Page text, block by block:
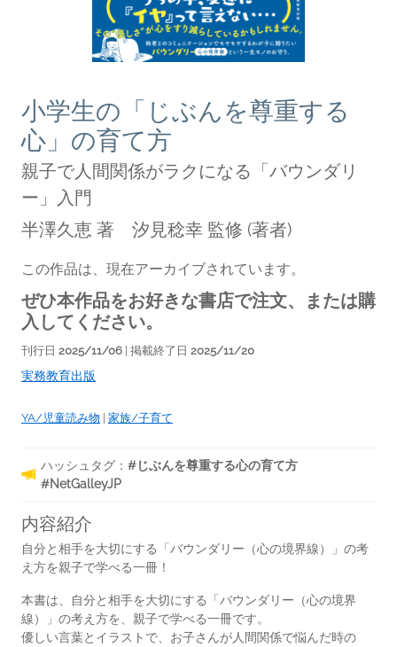
小学生の「じぶんを尊重する
心」の育て方
親子で人間関係がラクになる「バウンダリ
ー」入門
半澤久恵 著 汐見稔幸 監修 (著者)
この作品は、現在アーカイブされています。
ぜひ本作品をお好きな書店で注文、または購
入してください。
刊行日 2025/11/06 | 掲載終了日 2025/11/20
実務教育出版
YA/児童読み物 | 家族/子育て
ハッシュタグ： #じぶんを尊重する心の育て方
#NetGalleyJP
内容紹介
自分と相手を大切にする「バウンダリー（心の境界線）」の考
え方を親子で学べる一冊！
本書は、自分と相手を大切にする「バウンダリー（心の境界
線）」の考え方を、親子で学べる一冊です。
優しい言葉とイラストで、お子さんが人間関係で悩んだ時の